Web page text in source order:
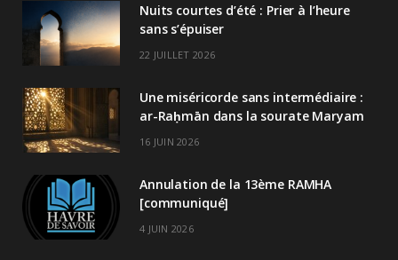
Nuits courtes d’été : Prier à l’heure
sans s’épuiser
22 JUILLET 2026
Une miséricorde sans intermédiaire :
ar-Raḥmān dans la sourate Maryam
16 JUIN 2026
Annulation de la 13ème RAMHA
[communiqué]
4 JUIN 2026